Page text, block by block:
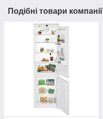
Подібні товари компанії